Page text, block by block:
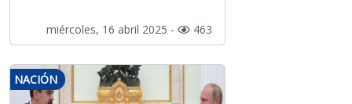
miércoles, 16 abril 2025 - 463
NACIÓN